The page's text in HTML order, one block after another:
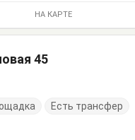
НА КАРТЕ
45
Есть трансфер